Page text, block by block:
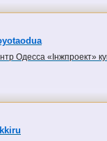
Одесса «Інжпроект»